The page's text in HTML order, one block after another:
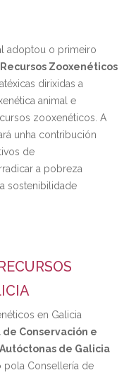
adoptou o primeiro
Zooxenéticos
dirixidas a
animal e
zooxenéticos. A
unha contribución
de
a pobreza
sostenibilidade
en Galicia
de Conservación e
de Galicia
pola Consellería de